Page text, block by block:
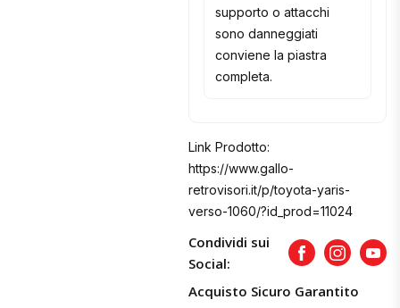
supporto o attacchi
sono danneggiati
conviene la piastra
completa.
Link Prodotto:
https://www.gallo-
retrovisori.it/p/toyota-yaris-
verso-1060/?id_prod=11024
Condividi sui
Social:
FacebookInstagram
Acquisto Sicuro Garantito